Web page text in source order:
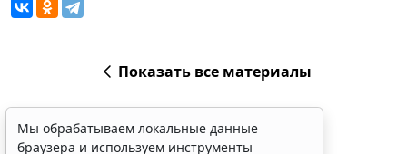
Показать все материалы
Мы обрабатываем локальные данные
браузера и используем инструменты